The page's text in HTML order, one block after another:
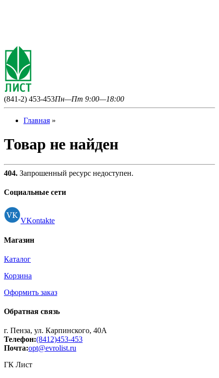
(841-2) 453-453Пн—Пт 9:00—18:00
Главная »
Товар не найден
404. Запрошенный ресурс недоступен.
Социальные сети
VKontakte
Магазин
Каталог
Корзина
Оформить заказ
Обратная связь
г. Пенза, ул. Карпинского, 40А
Телефон:(8412)453-453
Почта:opt@evrolist.ru
ГК Лист